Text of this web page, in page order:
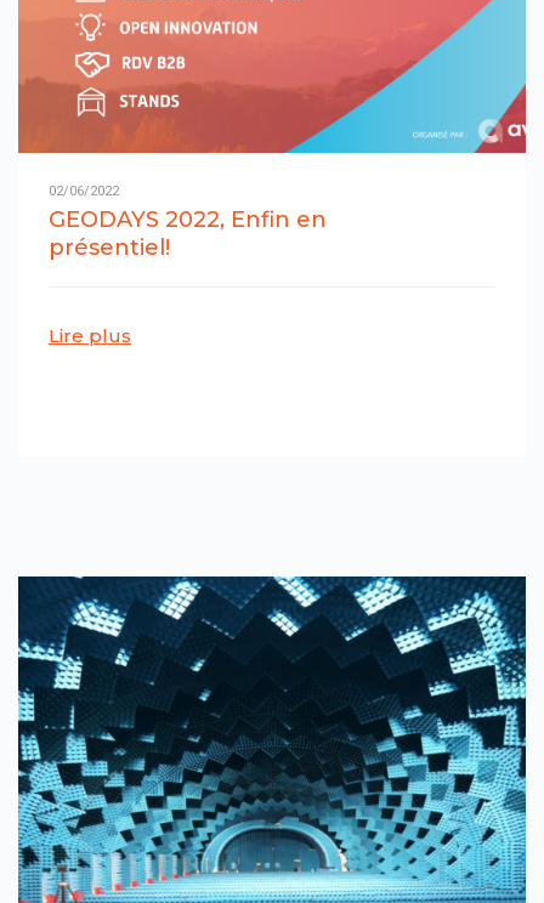
02/06/2022
GEODAYS 2022, Enfin en
présentiel!
Lire plus